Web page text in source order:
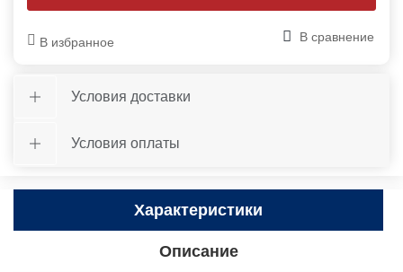
В избранное В сравнение
Условия доставки
Условия оплаты
Характеристики
Описание